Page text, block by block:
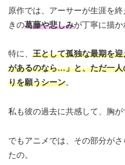
原作では、アーサーが生涯を
きの葛藤や悲しみが丁寧に描か
特に、 王として孤独な最期を
があるのなら…」と、ただ一人
りを願うシーン。
私も彼の過去に共感して、胸が
でもアニメでは、その部分が
たの。